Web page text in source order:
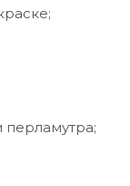
перламутра;